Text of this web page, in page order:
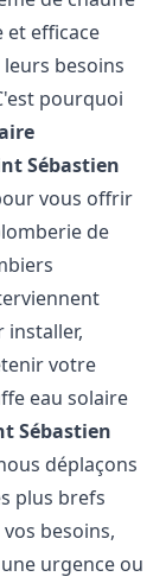
et efficace
besoins
pourquoi
Sébastien
vous offrir
de
votre
eau solaire
Sébastien
déplaçons
plus brefs
besoins,
urgence ou